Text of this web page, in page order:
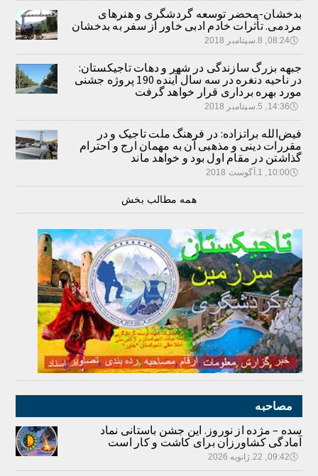
بدخشان-محضر توسعه گردشگری و هنرهای
مردمی. تأثرات خادم ادبی خاور از سفر به بدخشان
🕔08:24, 8.سپتامبر 2018
جبهه بزرگ سازندگی در شهر و دهات تاجیکستان:
در ناحیه دنغره در سه سال آینده 190 پروژه جشنی
مورد بهره برداری قرار خواهد گرفت
🕔14:36, 5.سپتامبر 2018
فیض‌الله براتزاده: در فرهنگ ملت تاجیک و در
مقررات دینی و مذهبی آن به مهمان ارج و احترام
گذاشتن در مقام اول بود و خواهد ماند
🕔10:00, 1.آگوست 2018
همه مطالب بخش
مصاحبه
سده – مژده از نوروز. این جشن باستانی نماد
آمادگی کشاورزان برای کاشت و کار است
🕔09:42, 22.ژانویه 2026